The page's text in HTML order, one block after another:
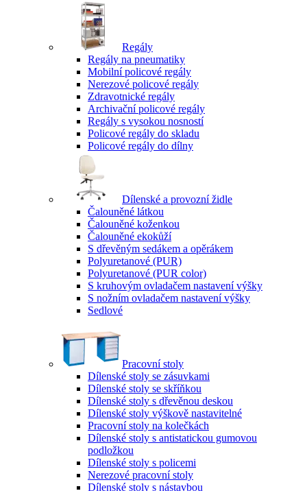
Regály
Regály na pneumatiky
Mobilní policové regály
Nerezové policové regály
Zdravotnické regály
Archivační policové regály
Regály s vysokou nosností
Policové regály do skladu
Policové regály do dílny
Dílenské a provozní židle
Čalouněné látkou
Čalouněné koženkou
Čalouněné ekokůží
S dřevěným sedákem a opěrákem
Polyuretanové (PUR)
Polyuretanové (PUR color)
S kruhovým ovladačem nastavení výšky
S nožním ovladačem nastavení výšky
Sedlové
Pracovní stoly
Dílenské stoly se zásuvkami
Dílenské stoly se skříňkou
Dílenské stoly s dřevěnou deskou
Dílenské stoly výškově nastavitelné
Pracovní stoly na kolečkách
Dílenské stoly s antistatickou gumovou
podložkou
Dílenské stoly s policemi
Nerezové pracovní stoly
Dílenské stoly s nástavbou